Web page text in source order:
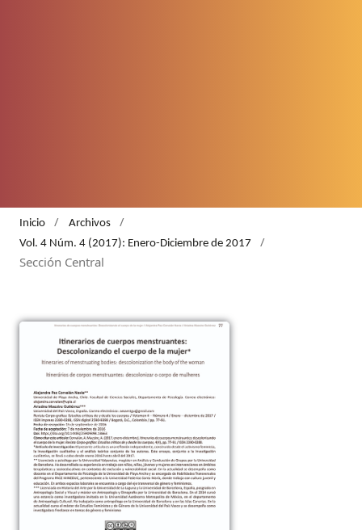
Inicio / Archivos /
Vol. 4 Núm. 4 (2017): Enero-Diciembre de 2017
/
Sección Central